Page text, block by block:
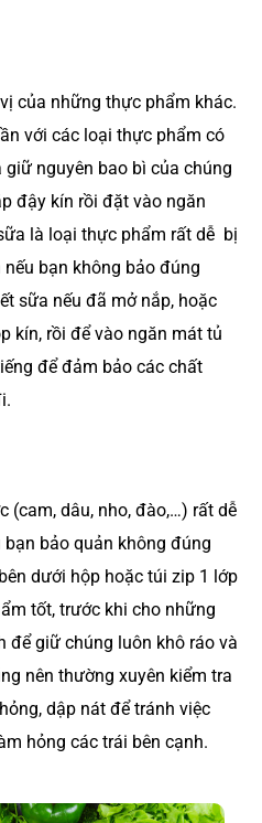
của những thực phẩm khác.
với các loại thực phẩm có
nguyên bao bì của chúng
đậy kín rồi đặt vào ngăn
là loại thực phẩm rất dễ bị
bạn không bảo đúng
sữa nếu đã mở nắp, hoặc
kín, rồi để vào ngăn mát tủ
để đảm bảo các chất
(cam, dâu, nho, đào,…) rất dễ
bảo quản không đúng
dưới hộp hoặc túi zip 1 lớp
tốt, trước khi cho những
để giữ chúng luôn khô ráo và
nên thường xuyên kiểm tra
dập nát để tránh việc
hỏng các trái bên cạnh.